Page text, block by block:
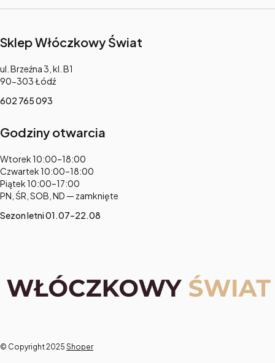
Sklep Włóczkowy Świat
Adres:
ul. Brzeźna 3, kl. B1
90-303 Łódź
602 765 093
Godziny otwarcia
Adres:
Wtorek 10:00–18:00
Czwartek 10:00–18:00
Piątek 10:00–17:00
PN, ŚR, SOB, ND — zamknięte
Sezon letni 01.07–22.08
© Copyright 2025 Shoper